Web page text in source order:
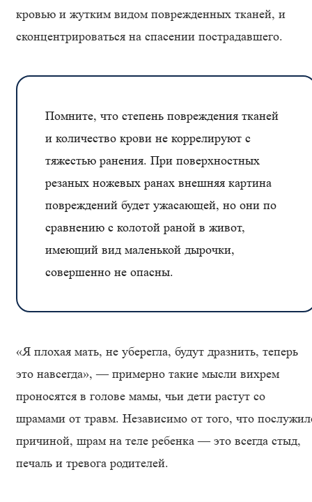
кровью и жутким видом поврежденных тканей, и
сконцентрироваться на спасении пострадавшего.
Помните, что степень повреждения тканей
и количество крови не коррелируют с
тяжестью ранения. При поверхностных
резаных ножевых ранах внешняя картина
повреждений будет ужасающей, но они по
сравнению с колотой раной в живот,
имеющий вид маленькой дырочки,
совершенно не опасны.
«Я плохая мать, не уберегла, будут дразнить, теперь
это навсегда», — примерно такие мысли вихрем
проносятся в голове мамы, чьи дети растут со
шрамами от травм. Независимо от того, что
причиной, шрам на теле ребенка — это всегда стыд,
печаль и тревога родителей.